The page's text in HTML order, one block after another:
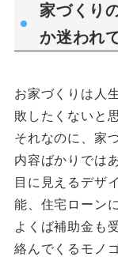
家づくり
か迷われ
お家づくりは人
敗したくないと
それなのに、家
内容ばかりでは
目に見えるデザ
能、住宅ローン
よくば補助金も
絡んでくるモノ